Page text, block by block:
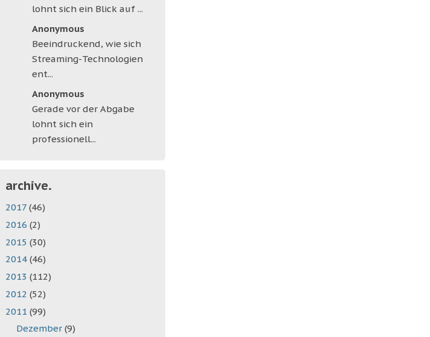
lohnt sich ein Blick auf ...
Anonymous
Beeindruckend, wie sich
Streaming-Technologien
ent...
Anonymous
Gerade vor der Abgabe
lohnt sich ein
professionell...
archive.
2017 (46)
2016 (2)
2015 (30)
2014 (46)
2013 (112)
2012 (52)
2011 (99)
Dezember (9)